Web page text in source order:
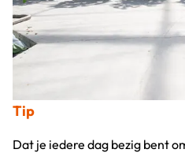
Tip
Dat je iedere dag bezig bent